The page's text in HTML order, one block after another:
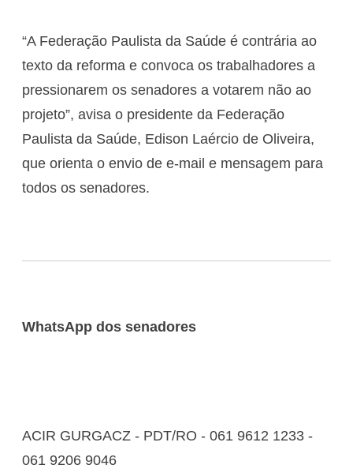
“A Federação Paulista da Saúde é contrária ao
texto da reforma e convoca os trabalhadores a
pressionarem os senadores a votarem não ao
projeto”, avisa o presidente da Federação
Paulista da Saúde, Edison Laércio de Oliveira,
que orienta o envio de e-mail e mensagem para
todos os senadores.
WhatsApp dos senadores
ACIR GURGACZ - PDT/RO - 061 9612 1233 -
061 9206 9046